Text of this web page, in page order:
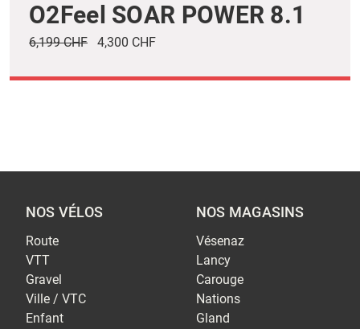
O2Feel SOAR POWER 8.1
6,199 CHF 4,300 CHF
NOS VÉLOS
Route
VTT
Gravel
Ville / VTC
Enfant
NOS MAGASINS
Vésenaz
Lancy
Carouge
Nations
Gland